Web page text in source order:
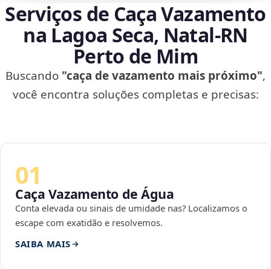
Serviços de Caça Vazamento
na Lagoa Seca, Natal‑RN
Perto de Mim
Buscando "caça de vazamento mais próximo",
você encontra soluções completas e precisas:
01
Caça Vazamento de Água
Conta elevada ou sinais de umidade nas? Localizamos o
escape com exatidão e resolvemos.
SAIBA MAIS